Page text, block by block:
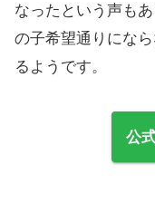
なったという声も
の子希望通りにな
るようです。
公